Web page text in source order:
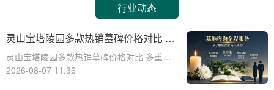
行业动态
灵山宝塔陵园多款热销墓碑价格对比 多
重优惠组合省钱指南
灵山宝塔陵园多款热销墓碑价格对比 多重优
惠组合省钱指南☎ 灵山宝塔陵园电话:400-
2026-08-07 11:36